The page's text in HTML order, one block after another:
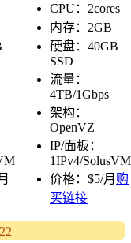
CPU：2cores
内存：2GB
硬盘：40GB
SSD
流量：
4TB/1Gbps
架构：
OpenVZ
IP/面板：
1IPv4/SolusVM
价格：$5/月 购
买链接